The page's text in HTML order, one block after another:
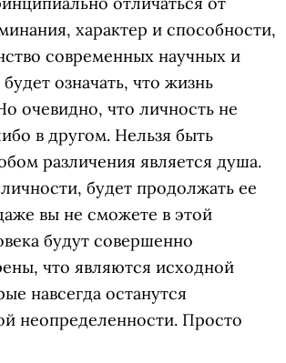
характер и способности,
современных научных и
означать, что жизнь
очевидно, что личность не
в другом. Нельзя быть
различения является душа.
будет продолжать ее
вы не сможете в этой
будут совершенно
что являются исходной
навсегда останутся
неопределенности. Просто